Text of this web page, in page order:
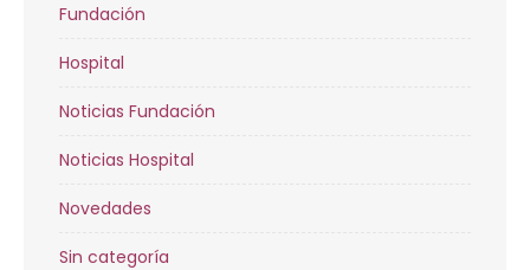
Fundación
Hospital
Noticias Fundación
Noticias Hospital
Novedades
Sin categoría